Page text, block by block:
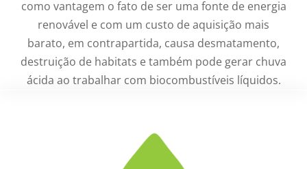
como vantagem o fato de ser uma fonte de energia
renovável e com um custo de aquisição mais
barato, em contrapartida, causa desmatamento,
destruição de habitats e também pode gerar chuva
ácida ao trabalhar com biocombustíveis líquidos.